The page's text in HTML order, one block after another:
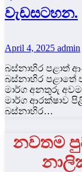
වැඩසටහන.
April 4, 2025 admin
බස්නාහිර පළාත්
බස්නාහිර
මාර්ග අනතුරු
මාර්ග ආරක්ෂාව
බස්නාහිර…
නවතම